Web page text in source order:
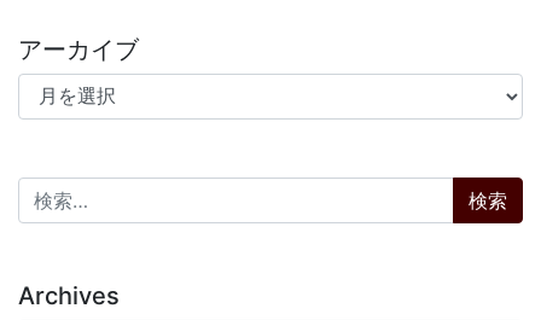
アーカイブ
アーカイブ
検索:
Archives